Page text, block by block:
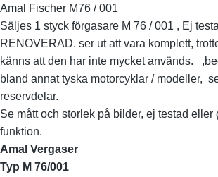
Amal Fischer M76 / 001
Säljes 1 styck förgasare M 76 / 001 , Ej
RENOVERAD. ser ut att vara komplett,
känns att den har inte mycket används.
bland annat tyska motorcyklar / modeller,
reservdelar.
Se mått och storlek på bilder, ej testad eller
funktion.
Amal Vergaser
Typ M 76/001